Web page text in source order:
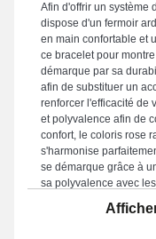
Afin d'offrir un système
dispose d'un fermoir
en main confortable et
ce bracelet pour
démarque par sa
afin de substituer un
renforcer l'efficacité de
et polyvalence afin de
confort, le coloris rose
s'harmonise
se démarque grâce à
sa polyvalence avec
davantage de la
astucieuse, ce